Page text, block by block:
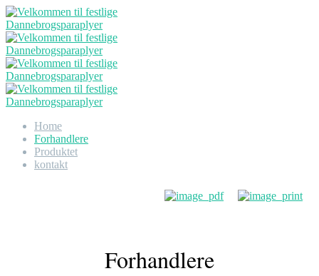
Home
Forhandlere
Produktet
kontakt
Forhandlere